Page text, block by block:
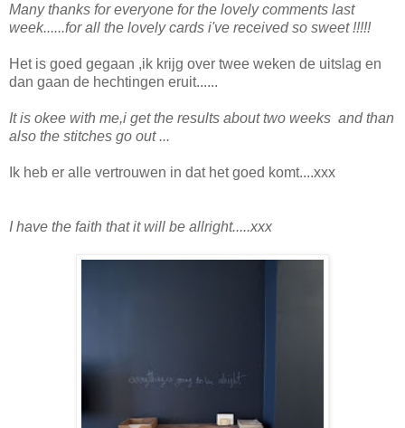
Many thanks for everyone for the lovely comments last
week......for all the lovely cards i've received so sweet !!!!!
Het is goed gegaan ,ik krijg over twee weken de uitslag en
dan gaan de hechtingen eruit......
It is okee with me,i get the results about two weeks and than
also the stitches go out ...
Ik heb er alle vertrouwen in dat het goed komt....xxx
I have the faith that it will be allright.....xxx